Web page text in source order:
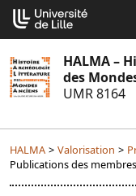
Aller
au
contenu
HALMA –
des
UMR 8164
HALMA > Valorisation >
Publications des membres
Cookies management